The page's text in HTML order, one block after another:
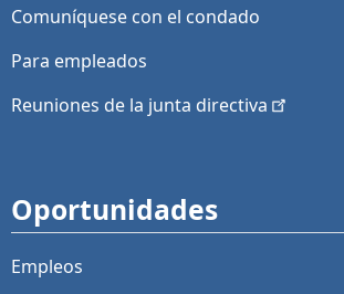
Comuníquese con el condado
Para empleados
Reuniones de la junta directiva
Oportunidades
Empleos